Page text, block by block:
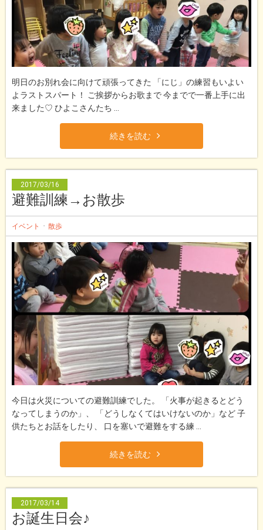
明日のお別れ会に向けて頑張ってきた 「にじ」の練習もいよい
よラストスパート！ ご挨拶からお歌まで 今までで一番上手に出
来ました♡ ひよこさんたち ...
続きを読む
2017/03/16
避難訓練→お散歩
イベント ・ 散歩
今日は火災についての避難訓練でした。 「火事が起きるとどう
なってしまうのか」、 「どうしなくてはいけないのか」など 子
供たちとお話をしたり、 口を塞いで避難をする練 ...
続きを読む
2017/03/14
お誕生日会♪